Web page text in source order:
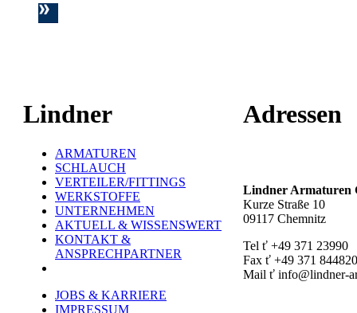
Lindner
ARMATUREN
SCHLAUCH
VERTEILER/FITTINGS
WERKSTOFFE
UNTERNEHMEN
AKTUELL & WISSENSWERT
KONTAKT &
ANSPRECHPARTNER
JOBS & KARRIERE
IMPRESSUM
Adressen
Lindner Armaturen
Kurze Straße 10
09117 Chemnitz
Tel ť +49 371 23990
Fax ť +49 371
Mail ť info@lindner-